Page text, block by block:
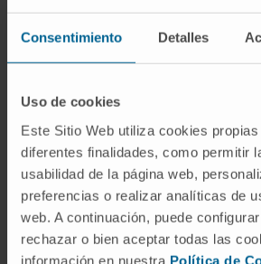
Consentimiento Detalles
Uso de cookies
Este Sitio Web utiliza cookies
diferentes finalidades, como permitir
usabilidad de la página web,
preferencias o realizar analíticas de
web. A continuación, puede
rechazar o bien aceptar todas las
información en nuestra Política de
Melhor qualidade e
diagnóstico por
intraoperatória de alto campo
que permite melhor
maior rapidez dos
diferenciação mais sensível
Previous